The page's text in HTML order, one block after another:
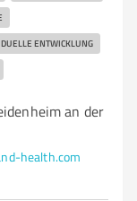
ENTWICKLUNG
an der
health.com